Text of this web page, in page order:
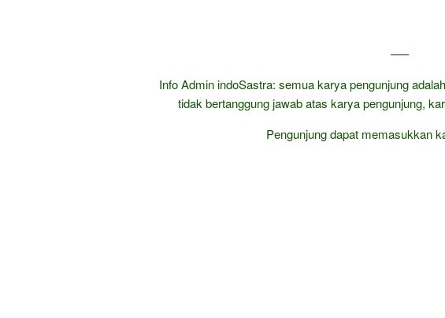
—–
Info Admin indoSastra: semua karya pengunjung
tidak bertanggung jawab atas karya pengunjung,
Pengunjung dapat memasukkan